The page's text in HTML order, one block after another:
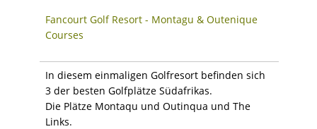
Fancourt Golf Resort - Montagu & Outenique
Courses
In diesem einmaligen Golfresort befinden sich
3 der besten Golfplätze Südafrikas.
Die Plätze Montaqu und Outinqua und The
Links.